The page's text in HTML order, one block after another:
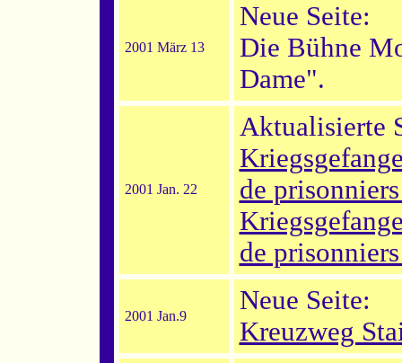
2001 März 13
Neue Seite:
Die Bühne
Dame".
2001 Jan. 22
Aktualisierte
de
de
2001 Jan.9
Neue Seite:
Kreuzweg